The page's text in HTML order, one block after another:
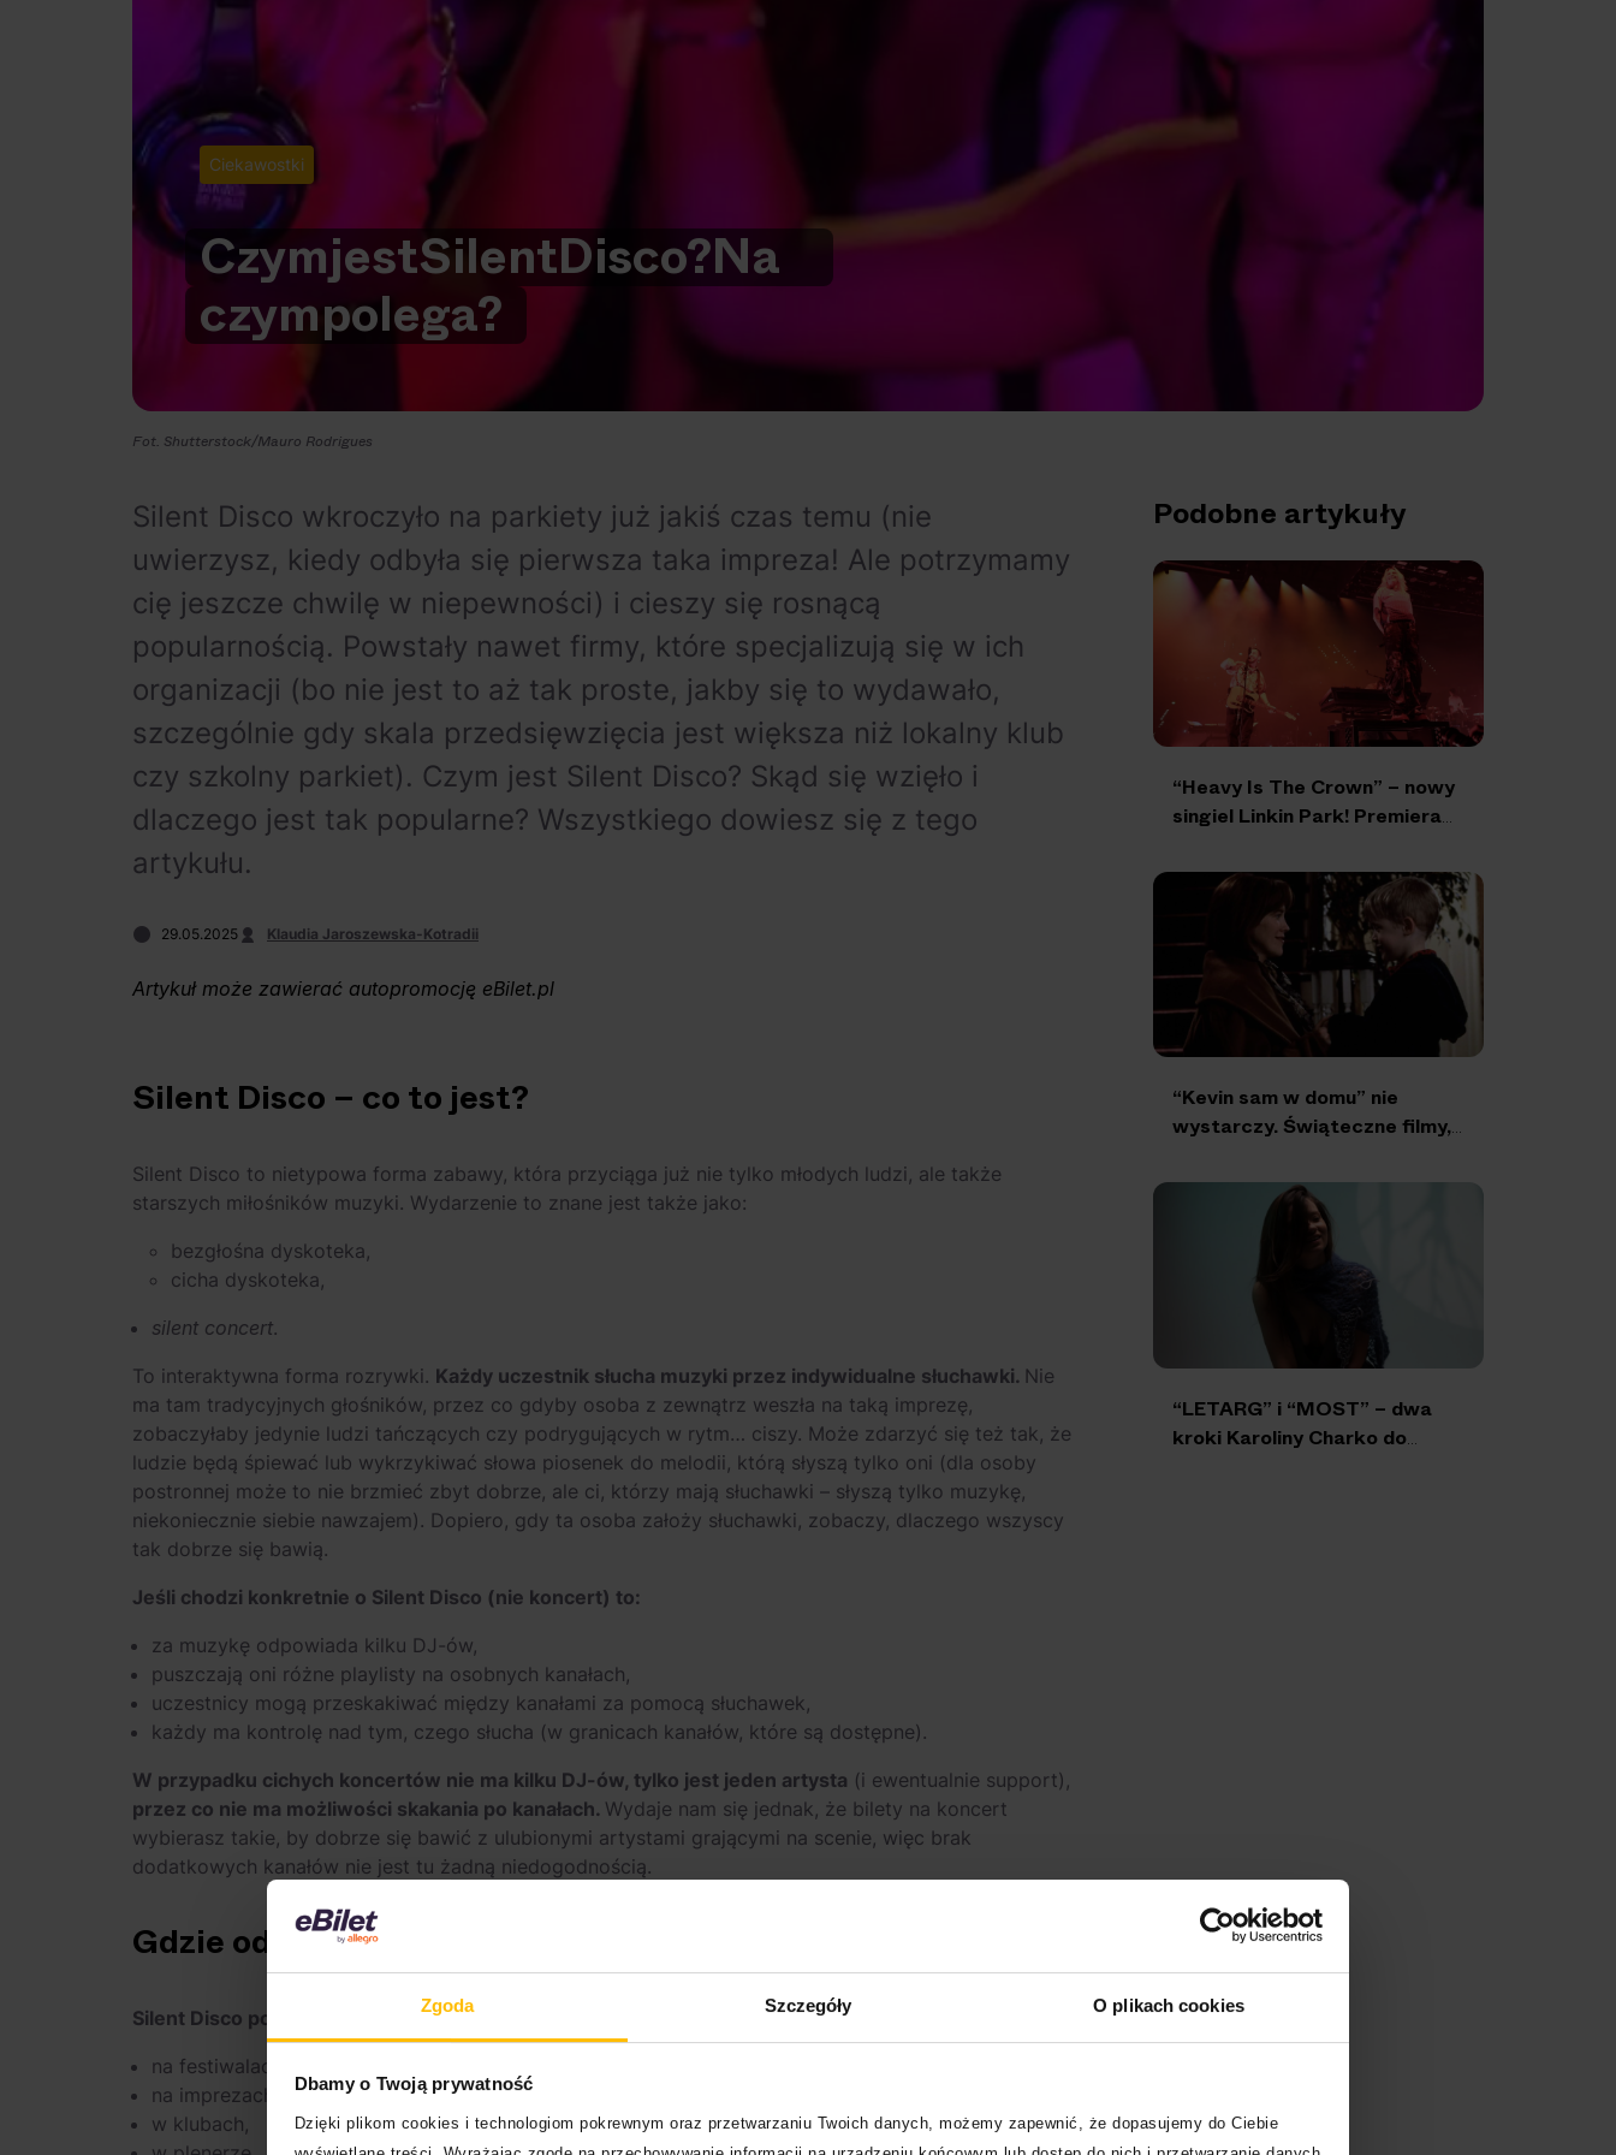
Zgoda Szczegóły O plikach cookies
Dbamy o Twoją prywatność
Dzięki plikom cookies i technologiom pokrewnym oraz przetwarzaniu Twoich danych, możemy zapewnić, że dopasujemy do Ciebie
Ciekawostki
CzymjestSilentDisco?Na
czympolega?
Fot. Shutterstock/Mauro Rodrigues
Silent Disco wkroczyło na parkiety już jakiś czas temu (nie
uwierzysz, kiedy odbyła się pierwsza taka impreza! Ale potrzymamy
cię jeszcze chwilę w niepewności) i cieszy się rosnącą
popularnością. Powstały nawet firmy, które specjalizują się w ich
organizacji (bo nie jest to aż tak proste, jakby się to wydawało,
szczególnie gdy skala przedsięwzięcia jest większa niż lokalny klub
czy szkolny parkiet). Czym jest Silent Disco? Skąd się wzięło i
dlaczego jest tak popularne? Wszystkiego dowiesz się z tego
artykułu.
29.05.2025 Klaudia Jaroszewska-Kotradii
Artykuł może zawierać autopromocję eBilet.pl
Silent Disco – co to jest?
Silent Disco to nietypowa forma zabawy, która przyciąga już nie tylko młodych ludzi, ale także
starszych miłośników muzyki. Wydarzenie to znane jest także jako:
bezgłośna dyskoteka,
cicha dyskoteka,
silent concert.
To interaktywna forma rozrywki. Każdy uczestnik słucha muzyki przez indywidualne słuchawki. Nie
ma tam tradycyjnych głośników, przez co gdyby osoba z zewnątrz weszła na taką imprezę,
zobaczyłaby jedynie ludzi tańczących czy podrygujących w rytm… ciszy. Może zdarzyć się też tak, że
ludzie będą śpiewać lub wykrzykiwać słowa piosenek do melodii, którą słyszą tylko oni (dla osoby
postronnej może to nie brzmieć zbyt dobrze, ale ci, którzy mają słuchawki – słyszą tylko muzykę,
niekoniecznie siebie nawzajem). Dopiero, gdy ta osoba założy słuchawki, zobaczy, dlaczego wszyscy
tak dobrze się bawią.
Jeśli chodzi konkretnie o Silent Disco (nie koncert) to:
za muzykę odpowiada kilku DJ-ów,
puszczają oni różne playlisty na osobnych kanałach,
uczestnicy mogą przeskakiwać między kanałami za pomocą słuchawek,
każdy ma kontrolę nad tym, czego słucha (w granicach kanałów, które są dostępne).
W przypadku cichych koncertów nie ma kilku DJ-ów, tylko jest jeden artysta (i ewentualnie support),
przez co nie ma możliwości skakania po kanałach. Wydaje nam się jednak, że bilety na koncert
wybierasz takie, by dobrze się bawić z ulubionymi artystami grającymi na scenie, więc brak
dodatkowych kanałów nie jest tu żadną niedogodnością.
Gdzie odbywa się Silent Disco?
Silent Disco pojawia się:
na festiwalach,
na imprezach firmowych,
w klubach,
Podobne artykuły
“Heavy Is The Crown” – nowy
singiel Linkin Park! Premiera
“Kevin sam w domu” nie
wystarczy. Świąteczne filmy,
“LETARG” i “MOST” – dwa
kroki Karoliny Charko do